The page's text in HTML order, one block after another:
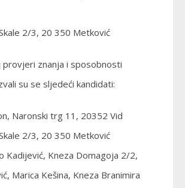
2/3, 20 350 Metković
znanja i sposobnosti
su se sljedeći kandidati:
Naronski trg 11, 20352 Vid
2/3, 20 350 Metković
Kadijević, Kneza Domagoja 2/2,
Marica Kešina, Kneza Branimira